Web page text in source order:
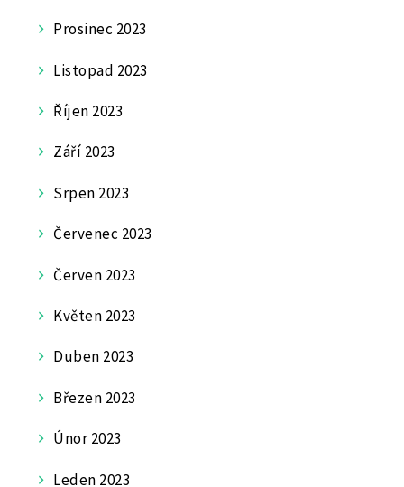
Prosinec 2023
Listopad 2023
Říjen 2023
Září 2023
Srpen 2023
Červenec 2023
Červen 2023
Květen 2023
Duben 2023
Březen 2023
Únor 2023
Leden 2023